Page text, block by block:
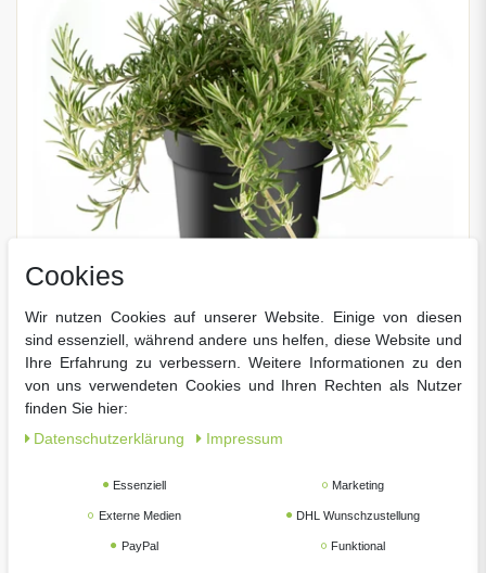
Rosmarinus prostratus, im 14cm Topf, Rosmarin
hängend, Höhe ca. 20cm
Cookies
Wir nutzen Cookies auf unserer Website. Einige von diesen
sind essenziell, während andere uns helfen, diese Website und
Ihre Erfahrung zu verbessern. Weitere Informationen zu den
von uns verwendeten Cookies und Ihren Rechten als Nutzer
finden Sie hier:
Daten­schutz­erklärung
Impressum
Essenziell Marketing
Externe Medien DHL Wunschzustellung
PayPal Funktional